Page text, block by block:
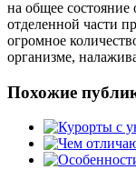
на общее
отделенной части
огромное
организме,
Похожие